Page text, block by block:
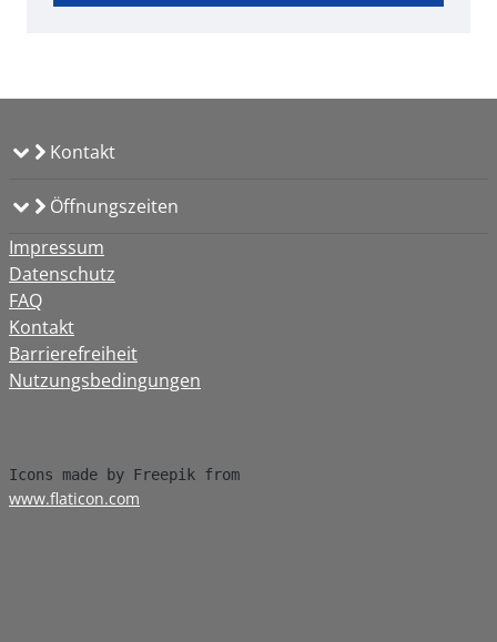
Kontakt
Öffnungszeiten
Impressum
Datenschutz
FAQ
Kontakt
Barrierefreiheit
Nutzungsbedingungen
www.flaticon.com